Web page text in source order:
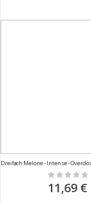
Rating:
0%
11,69 €